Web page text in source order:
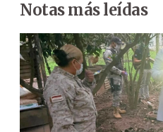
Notas más leídas